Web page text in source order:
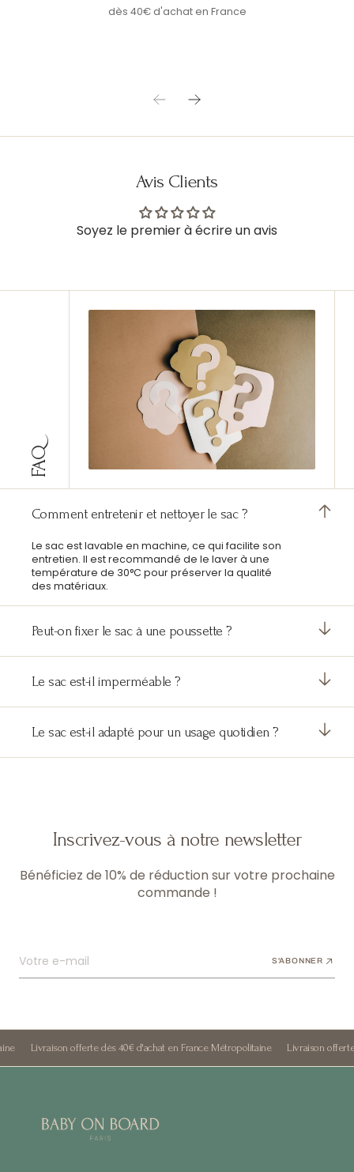
dès 40€ d'achat en France
Avis Clients
Soyez le premier à écrire un avis
FAQ
Comment entretenir et nettoyer le sac ?
Le sac est lavable en machine, ce qui facilite son
entretien. Il est recommandé de le laver à une
température de 30°C pour préserver la qualité
des matériaux.
Peut-on fixer le sac à une poussette ?
Le sac est-il imperméable ?
Le sac est-il adapté pour un usage quotidien ?
Inscrivez-vous à notre newsletter
Bénéficiez de 10% de réduction sur votre prochaine
commande !
Votre e-mail S'ABONNER
Livraison offerte dès 40€ d'achat en France Métropolitaine Livraison offerte